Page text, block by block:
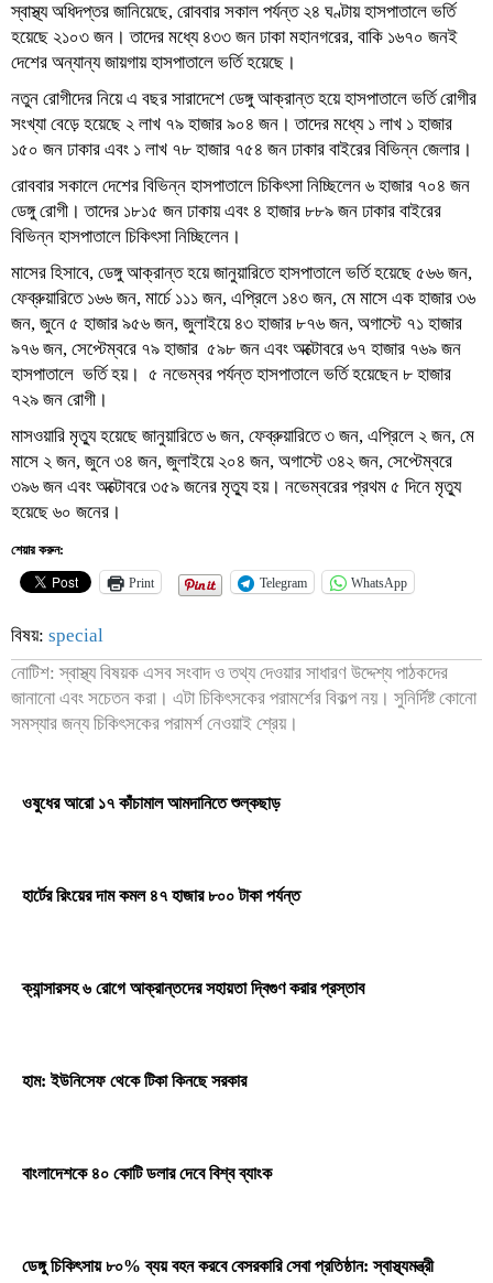
স্বাস্থ্য অধিদপ্তর জানিয়েছে, রোববার সকাল পর্যন্ত ২৪ ঘণ্টায় হাসপাতালে ভর্তি
হয়েছে ২১০৩ জন। তাদের মধ্যে ৪৩৩ জন ঢাকা মহানগরের, বাকি ১৬৭০ জনই
দেশের অন্যান্য জায়গায় হাসপাতালে ভর্তি হয়েছে।
নতুন রোগীদের নিয়ে এ বছর সারাদেশে ডেঙ্গু আক্রান্ত হয়ে হাসপাতালে ভর্তি রোগীর
সংখ্যা বেড়ে হয়েছে ২ লাখ ৭৯ হাজার ৯০৪ জন। তাদের মধ্যে ১ লাখ ১ হাজার
১৫০ জন ঢাকার এবং ১ লাখ ৭৮ হাজার ৭৫৪ জন ঢাকার বাইরের বিভিন্ন জেলার।
রোববার সকালে দেশের বিভিন্ন হাসপাতালে চিকিৎসা নিচ্ছিলেন ৬ হাজার ৭০৪ জন
ডেঙ্গু রোগী। তাদের ১৮১৫ জন ঢাকায় এবং ৪ হাজার ৮৮৯ জন ঢাকার বাইরের
বিভিন্ন হাসপাতালে চিকিৎসা নিচ্ছিলেন।
মাসের হিসাবে, ডেঙ্গু আক্রান্ত হয়ে জানুয়ারিতে হাসপাতালে ভর্তি হয়েছে ৫৬৬ জন,
ফেব্রুয়ারিতে ১৬৬ জন, মার্চে ১১১ জন, এপ্রিলে ১৪৩ জন, মে মাসে এক হাজার ৩৬
জন, জুনে ৫ হাজার ৯৫৬ জন, জুলাইয়ে ৪৩ হাজার ৮৭৬ জন, অগাস্টে ৭১ হাজার
৯৭৬ জন, সেপ্টেম্বরে ৭৯ হাজার ৫৯৮ জন এবং অক্টোবরে ৬৭ হাজার ৭৬৯ জন
হাসপাতালে ভর্তি হয়। ৫ নভেম্বর পর্যন্ত হাসপাতালে ভর্তি হয়েছেন ৮ হাজার
৭২৯ জন রোগী।
মাসওয়ারি মৃত্যু হয়েছে জানুয়ারিতে ৬ জন, ফেব্রুয়ারিতে ৩ জন, এপ্রিলে ২ জন, মে
মাসে ২ জন, জুনে ৩৪ জন, জুলাইয়ে ২০৪ জন, অগাস্টে ৩৪২ জন, সেপ্টেম্বরে
৩৯৬ জন এবং অক্টোবরে ৩৫৯ জনের মৃত্যু হয়। নভেম্বরের প্রথম ৫ দিনে মৃত্যু
হয়েছে ৬০ জনের।
শেয়ার করুন:
Print Telegram WhatsApp
বিষয়: special
নোটিশ: স্বাস্থ্য বিষয়ক এসব সংবাদ ও তথ্য দেওয়ার সাধারণ উদ্দেশ্য পাঠকদের
জানানো এবং সচেতন করা। এটা চিকিৎসকের পরামর্শের বিকল্প নয়। সুনির্দিষ্ট কোনো
সমস্যার জন্য চিকিৎসকের পরামর্শ নেওয়াই শ্রেয়।
ওষুধের আরো ১৭ কাঁচামাল আমদানিতে শুল্কছাড়
হার্টের রিংয়ের দাম কমল ৪৭ হাজার ৮০০ টাকা পর্যন্ত
ক্যান্সারসহ ৬ রোগে আক্রান্তদের সহায়তা দ্বিগুণ করার প্রস্তাব
হাম: ইউনিসেফ থেকে টিকা কিনছে সরকার
বাংলাদেশকে ৪০ কোটি ডলার দেবে বিশ্ব ব্যাংক
ডেঙ্গু চিকিৎসায় ৮০% ব্যয় বহন করবে বেসরকারি সেবা প্রতিষ্ঠান: স্বাস্থ্যমন্ত্রী